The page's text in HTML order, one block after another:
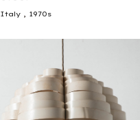
Italy , 1970s